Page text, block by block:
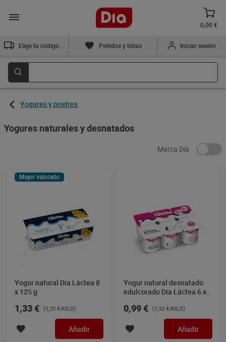
0,00 €
Pedidos y listas Iniciar sesión
Yogures y postres
Yogures naturales y desnatados
Marca Dia
Mejor valorado
Yogur natural Dia Láctea 8
x 125 g
1,33 € (1,33 €/KILO)
Añadir
Yogur natural desnatado
edulcorado Dia Láctea 6 x
0,99 € (1,32 €/KILO)
Añadir